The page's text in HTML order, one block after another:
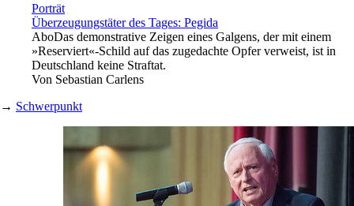
Porträt
Überzeugungstäter des Tages: Pegida
AboDas demonstrative Zeigen eines Galgens, der mit einem
»Reserviert«-Schild auf das zugedachte Opfer verweist, ist in
Deutschland keine Straftat.
Von Sebastian Carlens
→ Schwerpunkt